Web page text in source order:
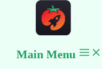
Main Menu